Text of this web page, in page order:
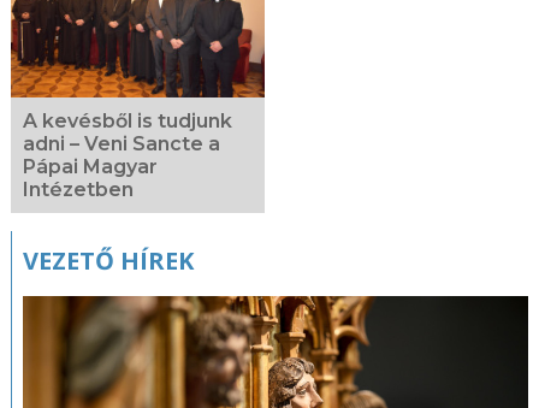
A kevésből is tudjunk
adni – Veni Sancte a
Pápai Magyar
Intézetben
VEZETŐ HÍREK